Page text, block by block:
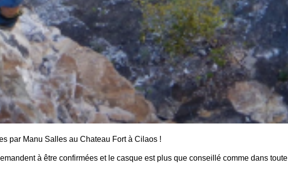
par Manu Salles au Chateau Fort à Cilaos !
à être confirmées et le casque est plus que conseillé comme dans toute